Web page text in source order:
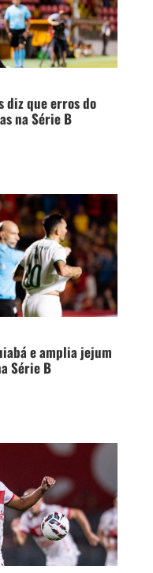
diz que erros do
na Série B
e amplia jejum
Série B